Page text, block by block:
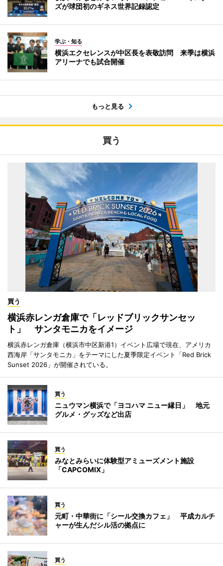
ズが球団初のギネス世界記録認定
学ぶ・知る
横浜エクセレンスが中区長を表敬訪問 来季は横浜
アリーナでも試合開催
もっと見る
買う
買う
横浜赤レンガ倉庫で「レッドブリックサンセッ
ト」 サンタモニカをイメージ
横浜赤レンガ倉庫（横浜市中区新港1）イベント広場で現在、アメリカ
西海岸「サンタモニカ」をテーマにした夏季限定イベント「Red Brick
Sunset 2026」が開催されている。
買う
ニュウマン横浜で「ヨコハマ ニュー縁日」 地元
グルメ・グッズなど出店
買う
みなとみらいに体験型アミューズメント施設
「CAPCOMIX」
買う
元町・中華街に「シール交換カフェ」 平成カルチ
ャーが生んだシル活の拠点に
買う